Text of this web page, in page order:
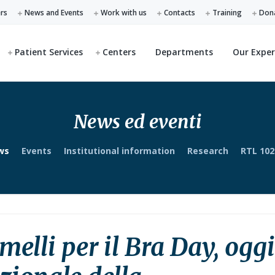
News and Events Work with us Contacts Training
Patient Services Centers Departments Our
News ed eventi
Events Institutional information Research RTL
per il Bra Day, oggi